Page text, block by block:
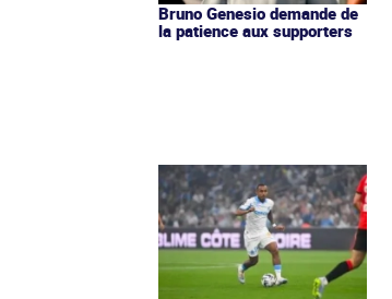
Bruno Genesio demande de
la patience aux supporters